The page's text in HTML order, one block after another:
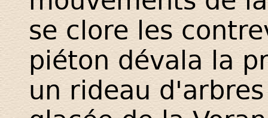
se clore les
piéton dévala la
un rideau